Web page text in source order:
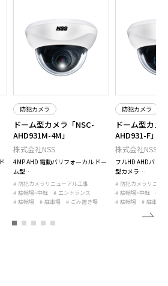
防犯カメラ
ドーム型カメラ「NSC-
AHD931M-4M」
株式会社NSS
4MP AHD 電動バリフォーカル ドー
ム型…
防犯カメラリニューアル工事
駐輪場~中庭
エントランス
駐輪場
駐車場 ごみ置き場
防犯カメラ
ドーム型カメ
AHD931-F」
株式会社NSS
フルHD AHDバリ
型カメラ…
防犯カメラリニュ
駐輪場~中庭
駐輪場
駐車場